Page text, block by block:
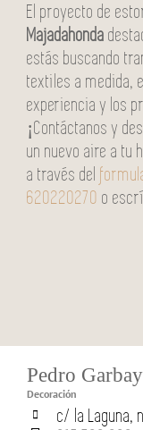
El proyecto de
Majadahonda
estás buscando
textiles a medida,
experiencia y los
¡Contáctanos y
un nuevo aire a tu
a través del
620220270 o
Pedro
Decoración
c/ la Laguna,